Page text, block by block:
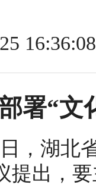
16:36:08
署“文
，湖北
提出，